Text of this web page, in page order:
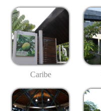
Caribe